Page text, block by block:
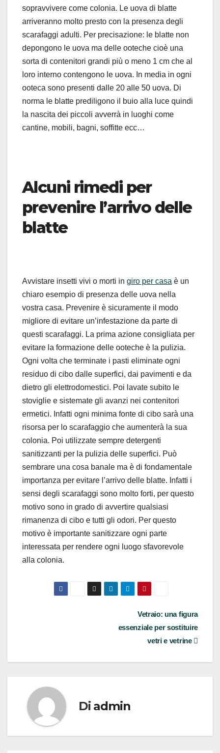
sopravvivere come colonia. Le uova di blatte
arriveranno molto presto con la presenza degli
scarafaggi adulti. Per precisazione: le blatte non
depongono le uova ma delle ooteche cioè una
sorta di contenitori grandi più o meno 1 cm che al
loro interno contengono le uova. In media in ogni
ooteca sono presenti dalle 20 alle 50 uova. Di
norma le blatte prediligono il buio alla luce quindi
la nascita dei piccoli avverrà in luoghi come
cantine, mobili, bagni, soffitte ecc…
Alcuni rimedi per
prevenire l’arrivo delle
blatte
Avvistare insetti vivi o morti in giro per casa è un
chiaro esempio di presenza delle uova nella
vostra casa. Prevenire è sicuramente il modo
migliore di evitare un’infestazione da parte di
questi scarafaggi. La prima azione consigliata per
evitare la formazione delle ooteche è la pulizia.
Ogni volta che terminate i pasti eliminate ogni
residuo di cibo dalle superfici, dai pavimenti e da
dietro gli elettrodomestici. Poi lavate subito le
stoviglie e sistemate gli avanzi nei contenitori
ermetici. Infatti ogni minima fonte di cibo sarà una
risorsa per lo scarafaggio che aumenterà la sua
colonia. Poi utilizzate sempre detergenti
sanitizzanti per la pulizia delle superfici. Può
sembrare una cosa banale ma è di fondamentale
importanza per evitare l’arrivo delle blatte. Infatti i
sensi degli scarafaggi sono molto forti, per questo
motivo sono in grado di avvertire qualsiasi
rimanenza di cibo e tutti gli odori. Per questo
motivo è importante sanitizzare ogni parte
interessata per rendere ogni luogo sfavorevole
alla colonia.
Vetraio: una figura
essenziale per sostituire
vetri e vetrine
Di admin